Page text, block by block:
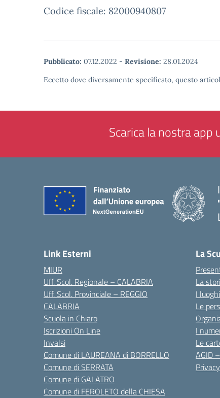
Codice fiscale: 82000940807
Pubblicato: 07.12.2022 - Revisione: 28.01.2024
Eccetto dove diversamente specificato, questo
Scarica la nostra app
Link Esterni
MIUR
Uff. Scol. Regionale – CALABRIA
Uff. Scol. Provinciale – REGGIO
CALABRIA
Scuola in Chiaro
Iscrizioni On Line
Invalsi
Comune di LAUREANA di BORRELLO
Comune di SERRATA
Comune di GALATRO
Comune di FEROLETO della CHIESA
La
La
I luoghi
Le
I
Le
AGID